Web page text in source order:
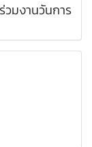
วมงานวันการ